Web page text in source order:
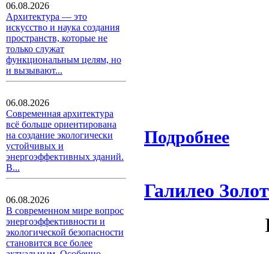
06.08.2026
Архитектура — это
искусство и наука создания
пространств, которые не
только служат
функциональным целям, но
и вызывают...
06.08.2026
Современная архитектура
всё больше ориентирована
на создание экологически
устойчивых и
энергоэффективных зданий.
В...
06.08.2026
В современном мире вопрос
энергоэффективности и
экологической безопасности
становится все более
Подробнее
Галилео